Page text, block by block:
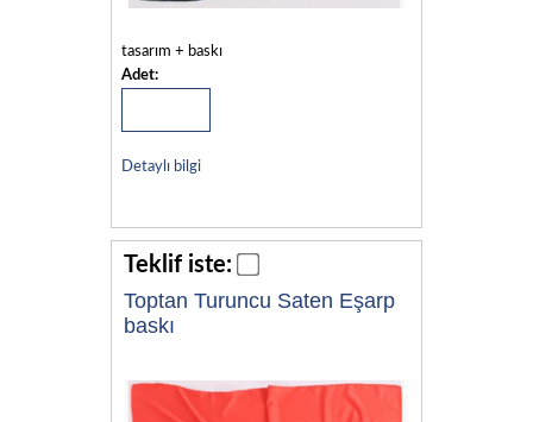
tasarım + baskı
Adet:
Detaylı bilgi
Teklif iste:
Toptan Turuncu Saten Eşarp
baskı